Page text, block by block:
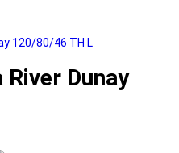
120/80/46 ТН L
Dunay